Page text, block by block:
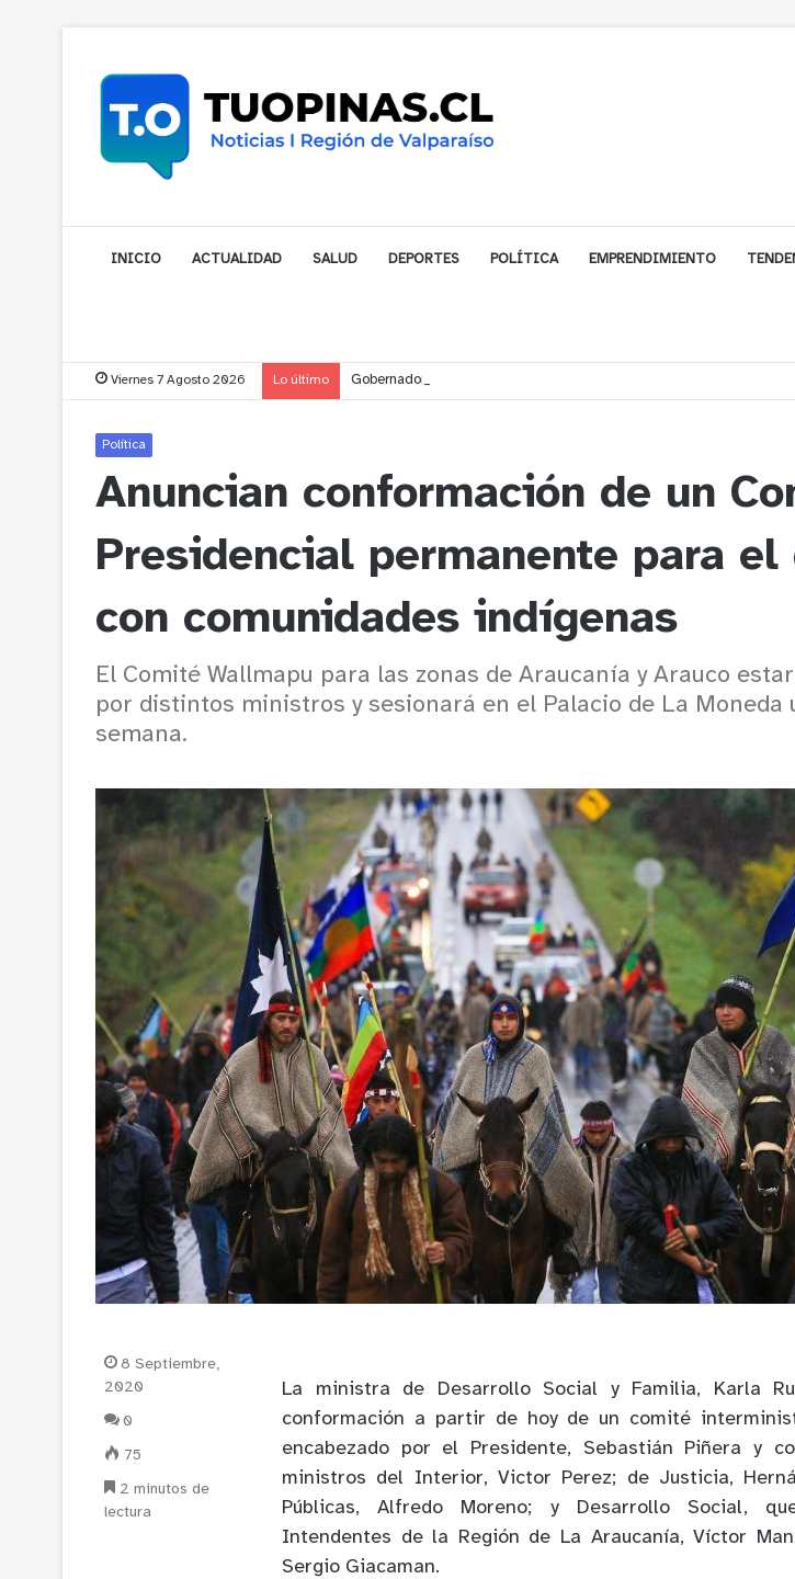
INICIO ACTUALIDAD SALUD DEPORTES POLÍTICA EMPRENDIMIENTO
Viernes 7 Agosto 2026 Lo último Gobernador compromete financiamiento para avanzar en la
Política
Anuncian conformación de un
Presidencial permanente para el
con comunidades indígenas
El Comité Wallmapu para las zonas de Araucanía y Arauco
por distintos ministros y sesionará en el Palacio de La Moneda
semana.
La ministra de Desarrollo Social y Familia, Karla
conformación a partir de hoy de un comité
encabezado por el Presidente, Sebastián Piñera y
ministros del Interior, Victor Perez; de Justicia,
Públicas, Alfredo Moreno; y Desarrollo Social,
Intendentes de la Región de La Araucanía, Víctor
Sergio Giacaman.
8 Septiembre,
2020
0
75
2 minutos de
lectura